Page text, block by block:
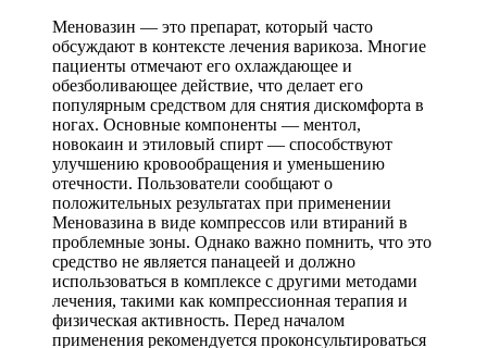
Меновазин — это препарат, который часто
обсуждают в контексте лечения варикоза. Многие
пациенты отмечают его охлаждающее и
обезболивающее действие, что делает его
популярным средством для снятия дискомфорта в
ногах. Основные компоненты — ментол,
новокаин и этиловый спирт — способствуют
улучшению кровообращения и уменьшению
отечности. Пользователи сообщают о
положительных результатах при применении
Меновазина в виде компрессов или втираний в
проблемные зоны. Однако важно помнить, что это
средство не является панацеей и должно
использоваться в комплексе с другими методами
лечения, такими как компрессионная терапия и
физическая активность. Перед началом
применения рекомендуется проконсультироваться